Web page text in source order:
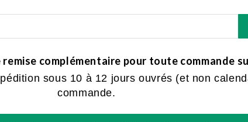
complémentaire pour toute commande
sous 10 à 12 jours ouvrés (et non
commande.